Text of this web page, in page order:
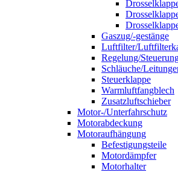
Gaszug/-gestänge
Luftfilter/
Regelung/
Schläuche/
Steuerklappe
Warmluftfangblech
Zusatzluftschieber
Motor-/Unterfahrschutz
Motorabdeckung
Motoraufhängung
Befestigungsteile
Motordämpfer
Motorhalter